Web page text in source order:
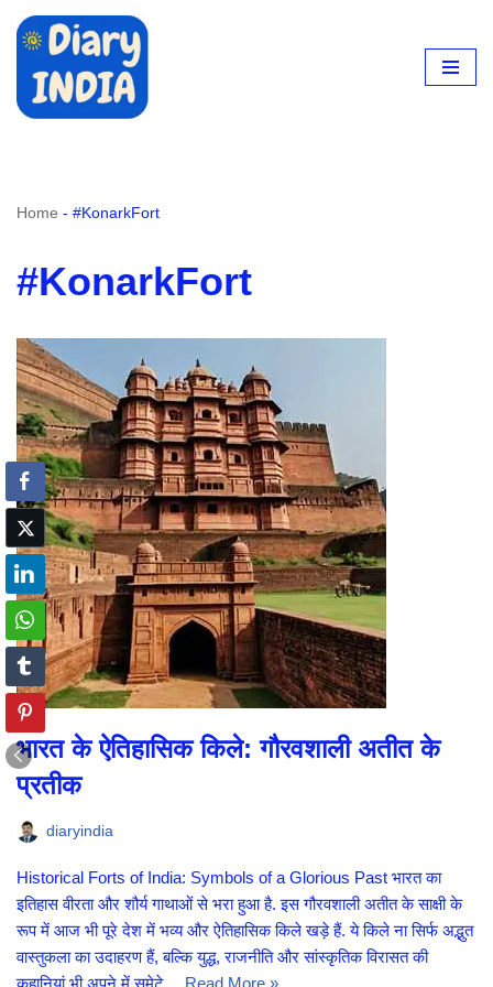
content
Home - #KonarkFort
#KonarkFort
भारत के ऐतिहासिक किले: गौरवशाली अतीत के
प्रतीक
diaryindia
Historical Forts of India: Symbols of a Glorious Past भारत का
इतिहास वीरता और शौर्य गाथाओं से भरा हुआ है. इस गौरवशाली अतीत के साक्षी के
रूप में आज भी पूरे देश में भव्य और ऐतिहासिक किले खड़े हैं. ये किले ना सिर्फ अद्भुत
वास्तुकला का उदाहरण हैं, बल्कि युद्ध, राजनीति और सांस्कृतिक विरासत की
कहानियां भी अपने में समेटे… Read More »